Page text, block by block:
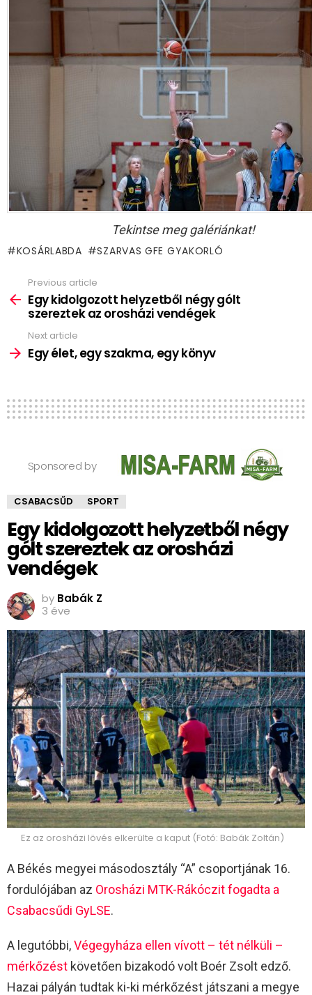
Tekintse meg galériánkat!
KOSÁRLABDA SZARVAS GFE GYAKORLÓ
more
Previous article
Egy kidolgozott helyzetből négy gólt
szereztek az orosházi vendégek
Next article
Egy élet, egy szakma, egy könyv
Sponsored by
CSABACSŰD SPORT
Egy kidolgozott helyzetből négy
gólt szereztek az orosházi
vendégek
by Babák Z
3 éve
Ez az orosházi lövés elkerülte a kaput (Fotó: Babák Zoltán)
A Békés megyei másodosztály “A” csoportjának 16.
fordulójában az Orosházi MTK-Rákóczit fogadta a
Csabacsűdi GyLSE.
A legutóbbi,Végegyháza ellen vívott – tét nélküli –
mérkőzést követően bizakodó volt Boér Zsolt edző.
Hazai pályán tudtak ki-ki mérkőzést játszani a megye